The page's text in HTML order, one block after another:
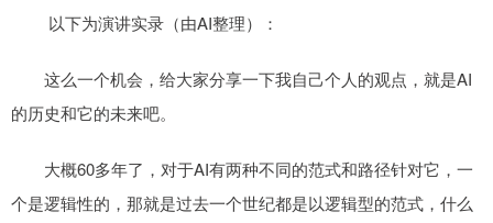
以下为演讲实录（由AI整理）：
这么一个机会，给大家分享一下我自己个人的观点，就是AI
的历史和它的未来吧。
大概60多年了，对于AI有两种不同的范式和路径针对它，一
个是逻辑性的，那就是过去一个世纪都是以逻辑型的范式，什么